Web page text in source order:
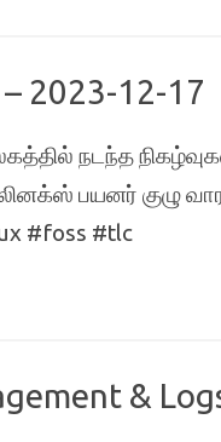
2023-12-17
நடந்த
பயனர் குழு
#foss #tlc
&